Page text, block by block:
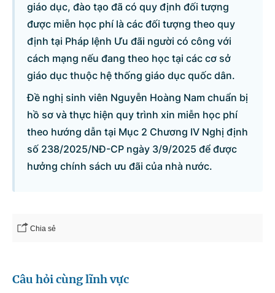
Danh sách câu hỏi
Câu hỏi xem nhiều nhất
Hỏi đáp về tuyển sinh 2026
giáo dục, đào tạo đã có quy định đối tượng
được miễn học phí là các đối tượng theo quy
định tại Pháp lệnh Ưu đãi người có công với
cách mạng nếu đang theo học tại các cơ sở
giáo dục thuộc hệ thống giáo dục quốc dân.
Đề nghị sinh viên Nguyễn Hoàng Nam chuẩn bị
hồ sơ và thực hiện quy trình xin miễn học phí
theo hướng dẫn tại Mục 2 Chương IV Nghị định
số 238/2025/NĐ-CP ngày 3/9/2025 để được
hưởng chính sách ưu đãi của nhà nước.
Chia sẻ
Câu hỏi cùng lĩnh vực